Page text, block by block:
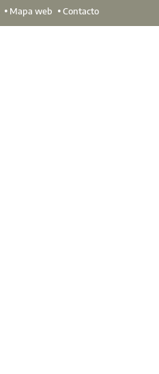
Mapa web Contacto